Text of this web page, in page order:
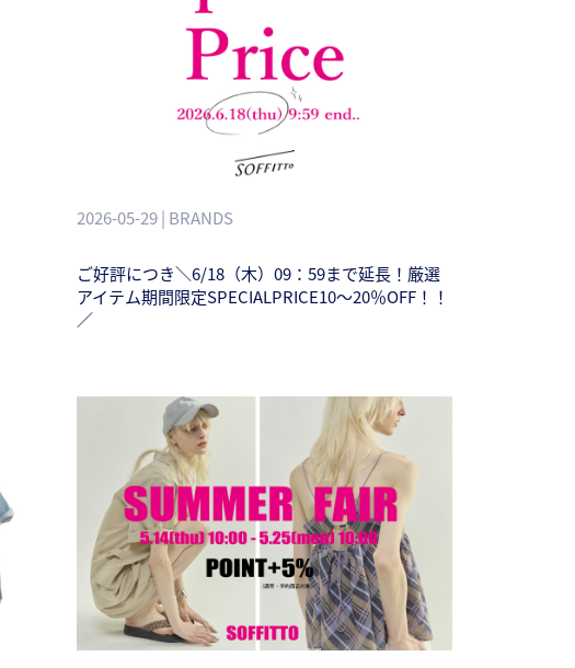
2026-05-29 | BRANDS
ご好評につき＼6/18（木）09：59まで延長！厳選
アイテム期間限定SPECIALPRICE10～20％OFF！！
／